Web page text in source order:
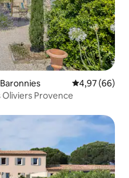
Priemerné
4,97 (66)
Oliviers Provence